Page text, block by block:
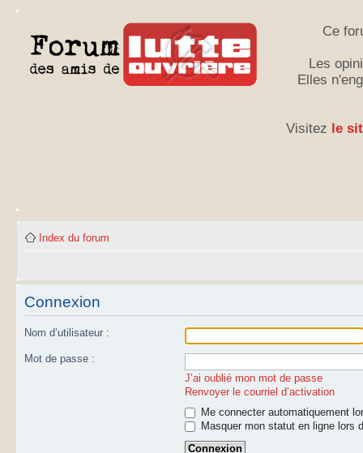
Ce
Les
Elles
Visitez le
Index du forum
Connexion
Nom d’utilisateur :
Mot de passe :
J’ai oublié mon mot de passe
Renvoyer le courriel d’activation
Me connecter automatiquement
Masquer mon statut en ligne lors